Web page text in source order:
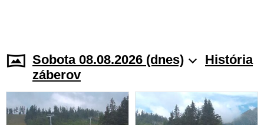
Sobota 08.08.2026 (dnes)
História
záberov